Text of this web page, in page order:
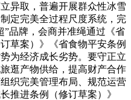
异取，普遍开展群众性冰雪
定完美全过程尺度系统，完
”品牌，会商并准绳通过《省
草案）》《省食物平安条例
为经济成长劣势。要守正立
逛产物供给，提高财产合作
织完美管理布局、规范运营
推进条例（修订草案）》